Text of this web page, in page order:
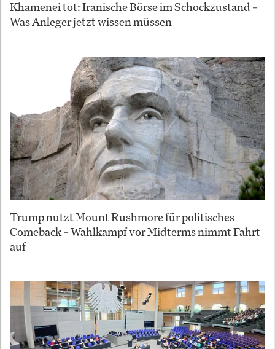
Khamenei tot: Iranische Börse im Schockzustand –
Was Anleger jetzt wissen müssen
Trump nutzt Mount Rushmore für politisches
Comeback – Wahlkampf vor Midterms nimmt Fahrt
auf